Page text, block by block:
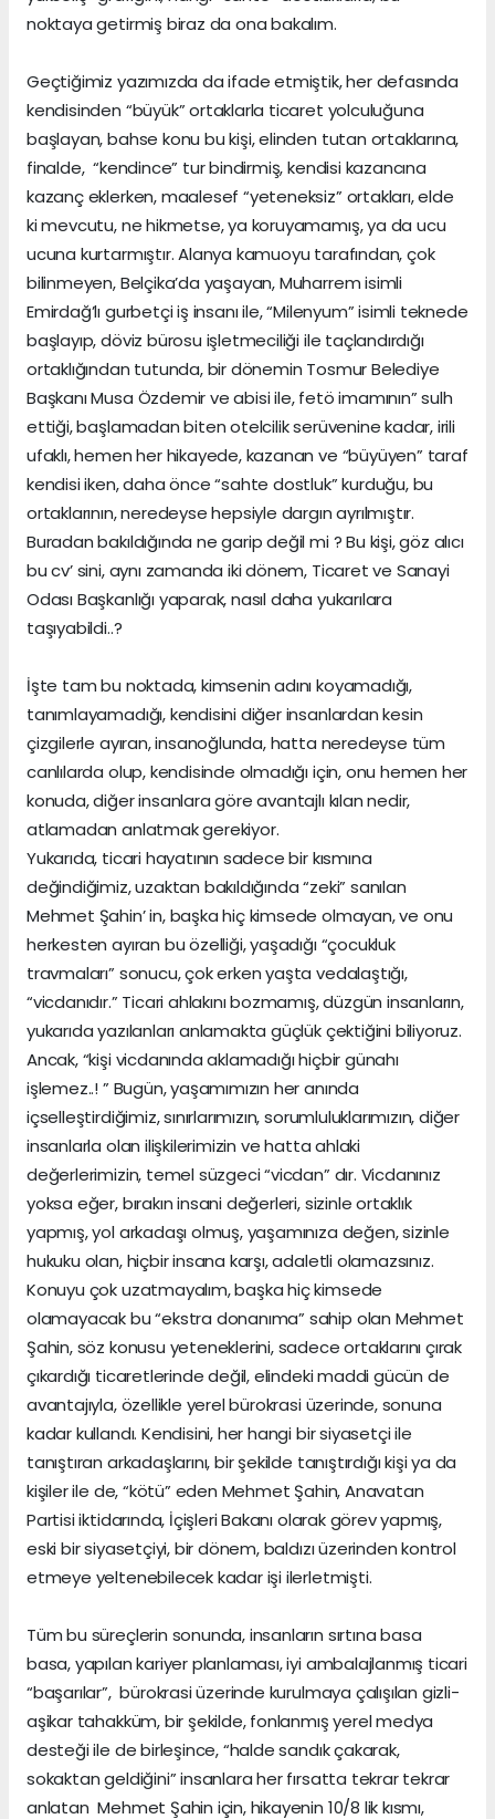
noktaya getirmiş biraz da ona bakalım.
Geçtiğimiz yazımızda da ifade etmiştik, her defasında
kendisinden “büyük” ortaklarla ticaret yolculuğuna
başlayan, bahse konu bu kişi, elinden tutan ortaklarına,
finalde, “kendince” tur bindirmiş, kendisi kazancına
kazanç eklerken, maalesef “yeteneksiz” ortakları, elde
ki mevcutu, ne hikmetse, ya koruyamamış, ya da ucu
ucuna kurtarmıştır. Alanya kamuoyu tarafından, çok
bilinmeyen, Belçika’da yaşayan, Muharrem isimli
Emirdağ’lı gurbetçi iş insanı ile, “Milenyum” isimli teknede
başlayıp, döviz bürosu işletmeciliği ile taçlandırdığı
ortaklığından tutunda, bir dönemin Tosmur Belediye
Başkanı Musa Özdemir ve abisi ile, fetö imamının” sulh
ettiği, başlamadan biten otelcilik serüvenine kadar, irili
ufaklı, hemen her hikayede, kazanan ve “büyüyen” taraf
kendisi iken, daha önce “sahte dostluk” kurduğu, bu
ortaklarının, neredeyse hepsiyle dargın ayrılmıştır.
Buradan bakıldığında ne garip değil mi ? Bu kişi, göz alıcı
bu cv’ sini, aynı zamanda iki dönem, Ticaret ve Sanayi
Odası Başkanlığı yaparak, nasıl daha yukarılara
taşıyabildi..?
İşte tam bu noktada, kimsenin adını koyamadığı,
tanımlayamadığı, kendisini diğer insanlardan kesin
çizgilerle ayıran, insanoğlunda, hatta neredeyse tüm
canlılarda olup, kendisinde olmadığı için, onu hemen her
konuda, diğer insanlara göre avantajlı kılan nedir,
atlamadan anlatmak gerekiyor.
Yukarıda, ticari hayatının sadece bir kısmına
değindiğimiz, uzaktan bakıldığında “zeki” sanılan
Mehmet Şahin’ in, başka hiç kimsede olmayan, ve onu
herkesten ayıran bu özelliği, yaşadığı “çocukluk
travmaları” sonucu, çok erken yaşta vedalaştığı,
“vicdanıdır.” Ticari ahlakını bozmamış, düzgün insanların,
yukarıda yazılanları anlamakta güçlük çektiğini biliyoruz.
Ancak, “kişi vicdanında aklamadığı hiçbir günahı
işlemez..! ” Bugün, yaşamımızın her anında
içselleştirdiğimiz, sınırlarımızın, sorumluluklarımızın, diğer
insanlarla olan ilişkilerimizin ve hatta ahlaki
değerlerimizin, temel süzgeci “vicdan” dır. Vicdanınız
yoksa eğer, bırakın insani değerleri, sizinle ortaklık
yapmış, yol arkadaşı olmuş, yaşamınıza değen, sizinle
hukuku olan, hiçbir insana karşı, adaletli olamazsınız.
Konuyu çok uzatmayalım, başka hiç kimsede
olamayacak bu “ekstra donanıma” sahip olan Mehmet
Şahin, söz konusu yeteneklerini, sadece ortaklarını çırak
çıkardığı ticaretlerinde değil, elindeki maddi gücün de
avantajıyla, özellikle yerel bürokrasi üzerinde, sonuna
kadar kullandı. Kendisini, her hangi bir siyasetçi ile
tanıştıran arkadaşlarını, bir şekilde tanıştırdığı kişi ya da
kişiler ile de, “kötü” eden Mehmet Şahin, Anavatan
Partisi iktidarında, İçişleri Bakanı olarak görev yapmış,
eski bir siyasetçiyi, bir dönem, baldızı üzerinden kontrol
etmeye yeltenebilecek kadar işi ilerletmişti.
Tüm bu süreçlerin sonunda, insanların sırtına basa
basa, yapılan kariyer planlaması, iyi ambalajlanmış ticari
“başarılar”, bürokrasi üzerinde kurulmaya çalışılan gizli-
aşikar tahakküm, bir şekilde, fonlanmış yerel medya
desteği ile de birleşince, “halde sandık çakarak,
sokaktan geldiğini” insanlara her fırsatta tekrar tekrar
anlatan Mehmet Şahin için, hikayenin 10/8 lik kısmı,